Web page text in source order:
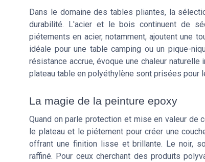
Dans le domaine des tables pliantes, la
durabilité. L'acier et le bois continuent de
piétements en acier, notamment, ajoutent une
idéale pour une table camping ou un pique-
résistance accrue, évoque une chaleur
plateau table en polyéthylène sont prisées pour
La magie de la peinture epoxy
Quand on parle protection et mise en valeur de
le plateau et le piétement pour créer une
offrant une finition lisse et brillante. Le noir,
raffiné. Pour ceux cherchant des produits